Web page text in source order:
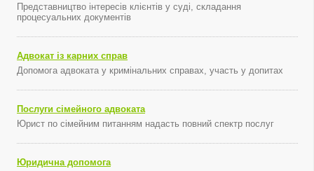
Представництво інтересів клієнтів у суді, складання
процесуальних документів
Адвокат із карних справ
Допомога адвоката у кримінальних справах, участь у допитах
Послуги сімейного адвоката
Юрист по сімейним питанням надасть повний спектр послуг
Юридична допомога